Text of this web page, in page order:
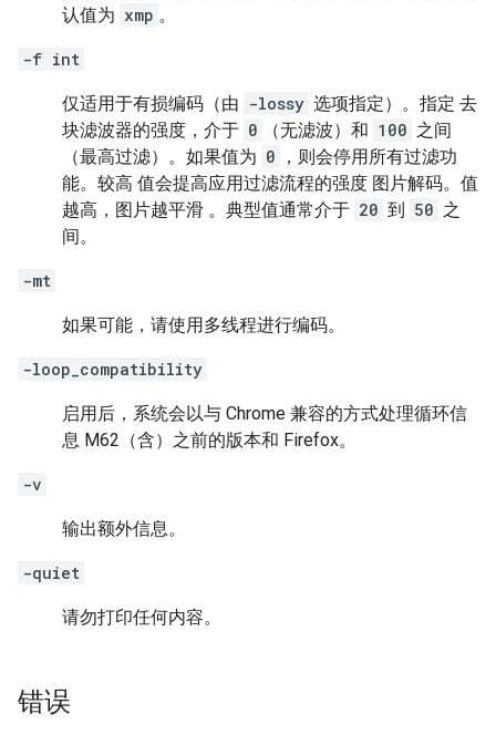
认值为 xmp 。
-f int
仅适用于有损编码（由 -lossy 选项指定）。指定 去
块滤波器的强度，介于 0 （无滤波）和 100 之间
（最高过滤）。如果值为 0
，则会停用所有过滤功
能。较高 值会提高应用过滤流程的强度 图片解码。值
越高，图片越平滑 。典型值通常介于 20 到 50 之
间。
-mt
如果可能，请使用多线程进行编码。
-loop_compatibility
启用后，系统会以与 Chrome 兼容的方式处理循环信
息 M62（含）之前的版本和 Firefox。
-v
输出额外信息。
-quiet
请勿打印任何内容。
错误